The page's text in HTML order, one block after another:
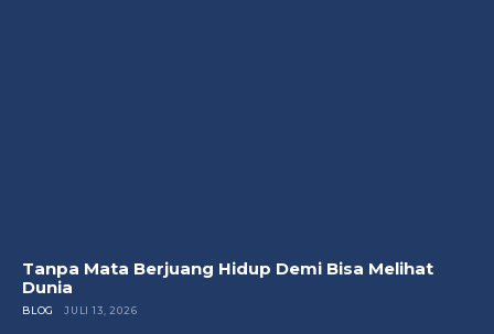
Tanpa Mata Berjuang Hidup Demi Bisa Melihat
Dunia
BLOG JULI 13, 2026